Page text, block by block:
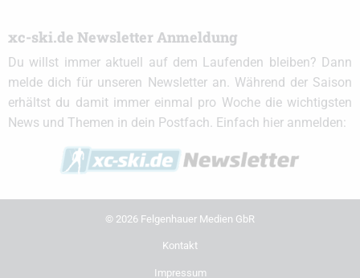
xc-ski.de Newsletter Anmeldung
Du willst immer aktuell auf dem Laufenden bleiben? Dann
melde dich für unseren Newsletter an. Während der Saison
erhältst du damit immer einmal pro Woche die wichtigsten
News und Themen in dein Postfach. Einfach hier anmelden:
© 2026 Felgenhauer Medien GbR
Kontakt
Impressum